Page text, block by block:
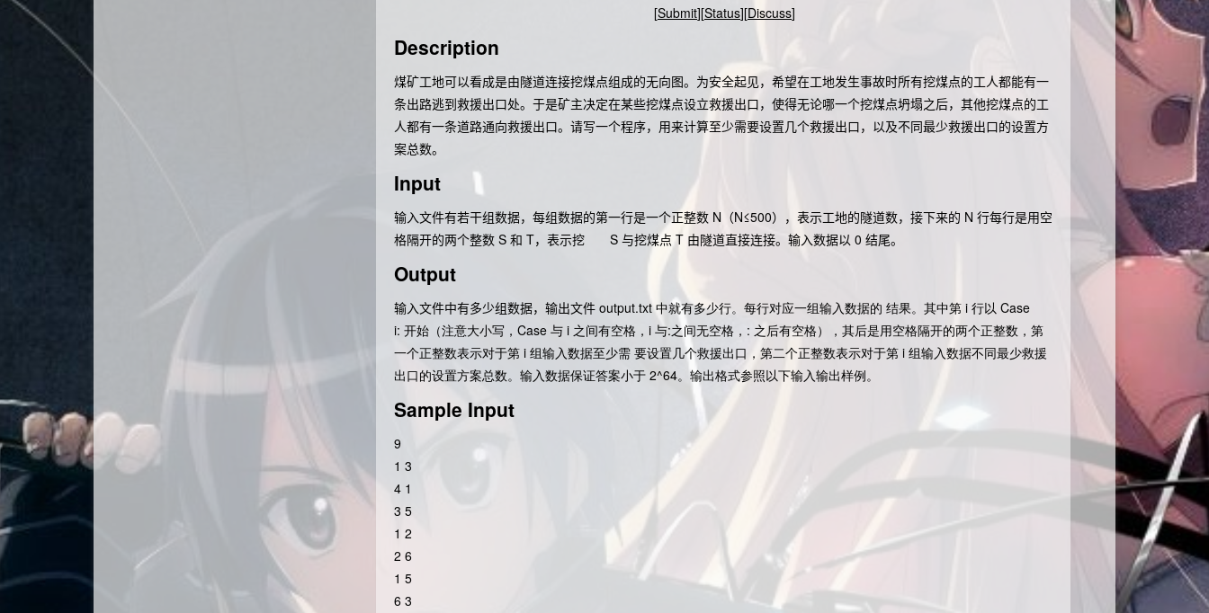
[Submit][Status][Discuss]
Description
煤矿工地可以看成是由隧道连接挖煤点组成的无向图。为安全起见，希望在工地发生事故时所有挖煤点的工人都能有一
条出路逃到救援出口处。于是矿主决定在某些挖煤点设立救援出口，使得无论哪一个挖煤点坍塌之后，其他挖煤点的工
人都有一条道路通向救援出口。请写一个程序，用来计算至少需要设置几个救援出口，以及不同最少救援出口的设置方
案总数。
Input
输入文件有若干组数据，每组数据的第一行是一个正整数 N（N≤500），表示工地的隧道数，接下来的 N 行每行是用空
格隔开的两个整数 S 和 T，表示挖 S 与挖煤点 T 由隧道直接连接。输入数据以 0 结尾。
Output
输入文件中有多少组数据，输出文件 output.txt 中就有多少行。每行对应一组输入数据的 结果。其中第 i 行以 Case
i: 开始（注意大小写，Case 与 i 之间有空格，i 与:之间无空格， : 之后有空格），其后是用空格隔开的两个正整数，第
一个正整数表示对于第 i 组输入数据至少需 要设置几个救援出口，第二个正整数表示对于第 i 组输入数据不同最少救援
出口的设置方案总数。输入数据保证答案小于 2^64。输出格式参照以下输入输出样例。
Sample Input
9
1 3
4 1
3 5
1 2
2 6
1 5
6 3